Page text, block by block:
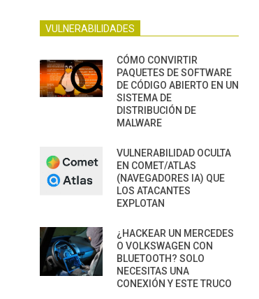
VULNERABILIDADES
CÓMO CONVIRTIR
PAQUETES DE SOFTWARE
DE CÓDIGO ABIERTO EN UN
SISTEMA DE
DISTRIBUCIÓN DE
MALWARE
VULNERABILIDAD OCULTA
EN COMET/ATLAS
(NAVEGADORES IA) QUE
LOS ATACANTES
EXPLOTAN
¿HACKEAR UN MERCEDES
O VOLKSWAGEN CON
BLUETOOTH? SOLO
NECESITAS UNA
CONEXIÓN Y ESTE TRUCO